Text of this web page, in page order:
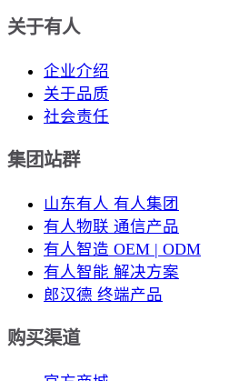
关于有人
企业介绍
关于品质
社会责任
集团站群
山东有人 有人集团
有人物联 通信产品
有人智造 OEM | ODM
有人智能 解决方案
郎汉德 终端产品
购买渠道